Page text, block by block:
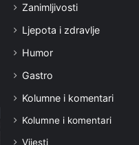
Zanimljivosti
Ljepota i zdravlje
Humor
Gastro
Kolumne i komentari
Kolumne i komentari
Vijesti